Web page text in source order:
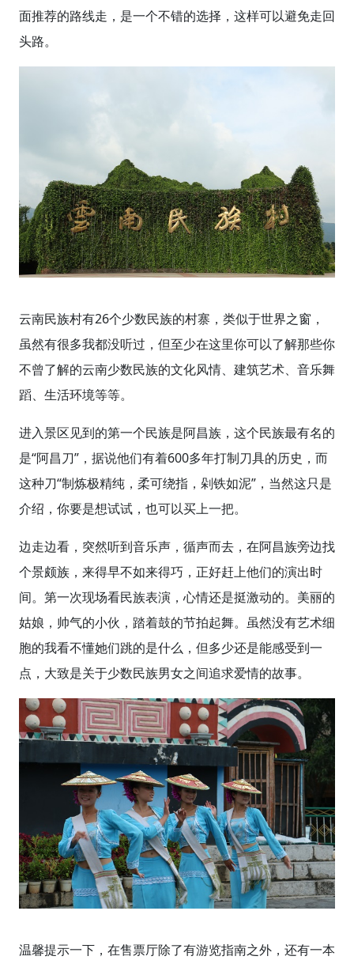
面推荐的路线走，是一个不错的选择，这样可以避免走回
头路。
云南民族村有26个少数民族的村寨，类似于世界之窗，
虽然有很多我都没听过，但至少在这里你可以了解那些你
不曾了解的云南少数民族的文化风情、建筑艺术、音乐舞
蹈、生活环境等等。
进入景区见到的第一个民族是阿昌族，这个民族最有名的
是“阿昌刀”，据说他们有着600多年打制刀具的历史，而
这种刀“制炼极精纯，柔可绕指，剁铁如泥”，当然这只是
介绍，你要是想试试，也可以买上一把。
边走边看，突然听到音乐声，循声而去，在阿昌族旁边找
个景颇族，来得早不如来得巧，正好赶上他们的演出时
间。第一次现场看民族表演，心情还是挺激动的。美丽的
姑娘，帅气的小伙，踏着鼓的节拍起舞。虽然没有艺术细
胞的我看不懂她们跳的是什么，但多少还是能感受到一
点，大致是关于少数民族男女之间追求爱情的故事。
温馨提示一下，在售票厅除了有游览指南之外，还有一本